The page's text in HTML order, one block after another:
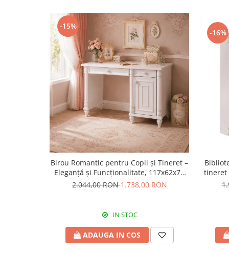
-15%
Birou Romantic pentru Copii și Tineret –
Eleganță și Funcționalitate, 117x62x75
cm
2.044,00 RON1.738,00 RON
IN STOC
ADAUGA IN COS
-16%
tineret